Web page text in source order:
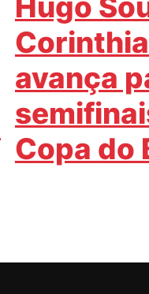
avança
Copa do